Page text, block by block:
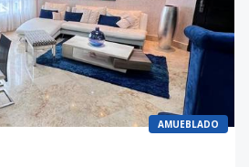
AMUEBLADO